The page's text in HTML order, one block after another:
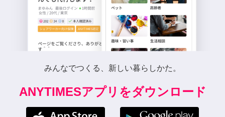
みんなでつくる、新しい暮らしかた。
ANYTIMESアプリをダウンロード